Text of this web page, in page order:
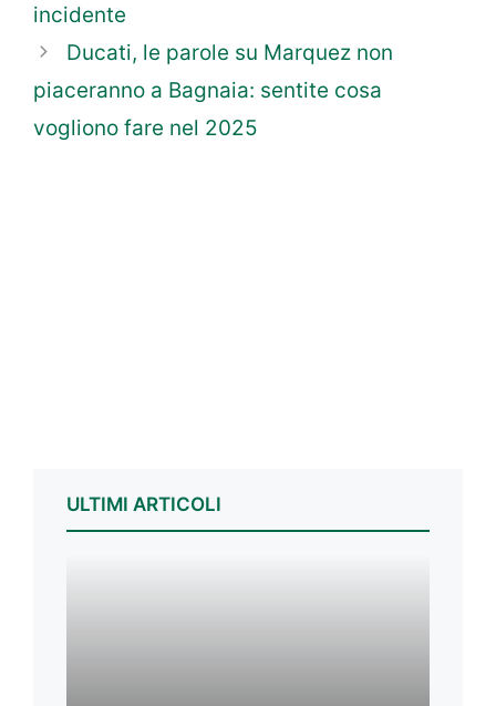
incidente
Ducati, le parole su Marquez non
piaceranno a Bagnaia: sentite cosa
vogliono fare nel 2025
ULTIMI ARTICOLI